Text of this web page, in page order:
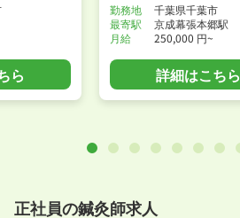
ら
勤務地
千葉県千葉市
最寄駅
京成幕張本郷駅
月給
250,000 円~
詳細はこちら
正社員の鍼灸師求人